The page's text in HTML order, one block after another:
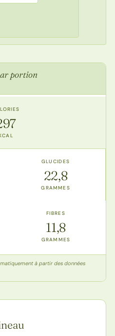
portion
GLUCIDES
22,8
GRAMMES
FIBRES
11,8
GRAMMES
à partir des données